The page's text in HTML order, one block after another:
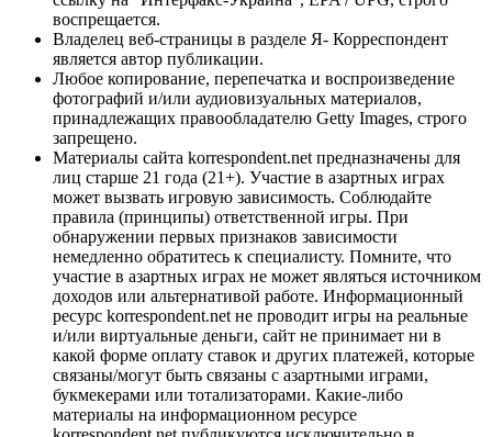
воспрещается.
Владелец веб-страницы в разделе Я- Корреспондент
является автор публикации.
Любое копирование, перепечатка и воспроизведение
фотографий и/или аудиовизуальных материалов,
принадлежащих правообладателю Getty Images, строго
запрещено.
Материалы сайта korrespondent.net предназначены для
лиц старше 21 года (21+). Участие в азартных играх
может вызвать игровую зависимость. Соблюдайте
правила (принципы) ответственной игры. При
обнаружении первых признаков зависимости
немедленно обратитесь к специалисту. Помните, что
участие в азартных играх не может являться источником
доходов или альтернативой работе. Информационный
ресурс korrespondent.net не проводит игры на реальные
и/или виртуальные деньги, сайт не принимает ни в
какой форме оплату ставок и других платежей, которые
связаны/могут быть связаны с азартными играми,
букмекерами или тотализаторами. Какие-либо
материалы на информационном ресурсе